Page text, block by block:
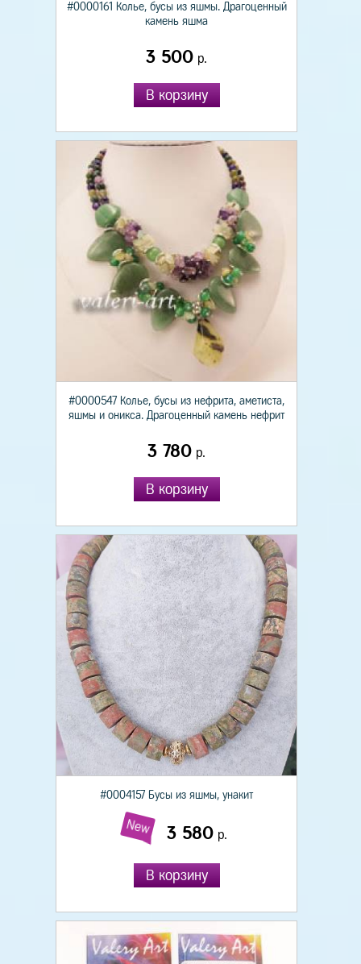
#0000161 Колье, бусы из яшмы. Драгоценный
камень яшма
3 500 р.
В корзину
#0000547 Колье, бусы из нефрита, аметиста,
яшмы и оникса. Драгоценный камень нефрит
3 780 р.
В корзину
#0004157 Бусы из яшмы, унакит
New 3 580р.
В корзину